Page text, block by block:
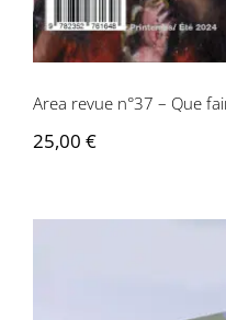
Area revue n°37 – Que
25,00 €